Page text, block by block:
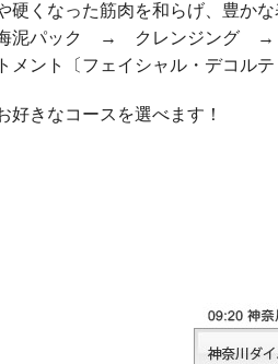
硬くなった筋肉を和らげ、豊かな
海泥パック → クレンジング →
メント〔フェイシャル・デコ
好きなコースを選べます！